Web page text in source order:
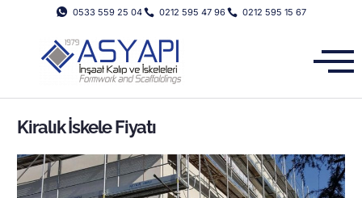
0533 559 25 04 0212 595 47 96 0212 595 15 67
Kiralık İskele Fiyatı